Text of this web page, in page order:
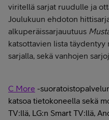
viritellä sarjat ruudulle ja
Joulukuun ehdoton
alkuperäissarjauutuus
katsottavien lista
sarjalla, sekä vanhojen
C More -
katsoa tietokoneella sekä
TV:llä, LG:n Smart TV:llä,